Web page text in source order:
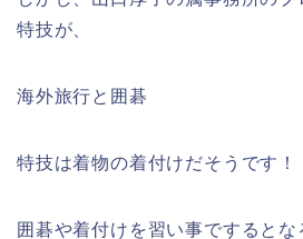
特技が、
海外旅行と囲碁
特技は着物の着付けだそうです！
囲碁や着付けを習い事ですると